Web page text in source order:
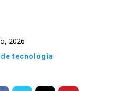
2026
tecnologia